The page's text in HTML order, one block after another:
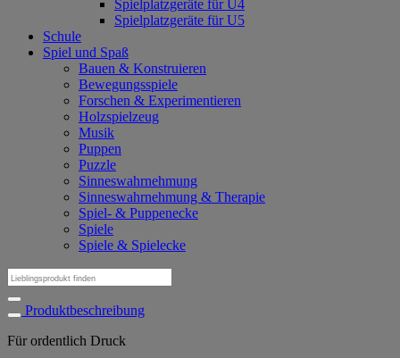
Spielplatzgeräte für U4
Spielplatzgeräte für U5
Schule
Spiel und Spaß
Bauen & Konstruieren
Bewegungsspiele
Forschen & Experimentieren
Holzspielzeug
Musik
Puppen
Puzzle
Sinneswahrnehmung
Sinneswahrnehmung & Therapie
Spiel- & Puppenecke
Spiele
Spiele & Spielecke
Suchen
nach:
Produktbeschreibung
Für ordentlich Druck